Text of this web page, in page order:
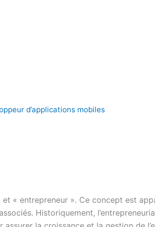
d’applications mobiles
« entrepreneur ». Ce concept est
Historiquement,